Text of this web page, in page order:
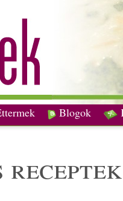
Blogok
receptek